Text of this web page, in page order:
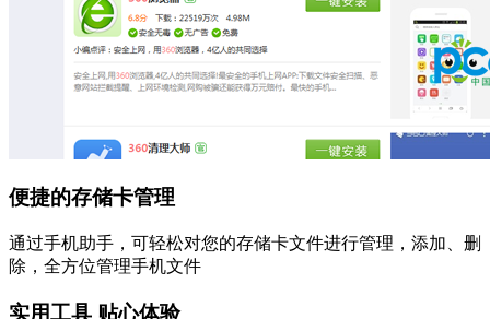
便捷的存储卡管理
通过手机助手，可轻松对您的存储卡文件进行管理，添加、删
除，全方位管理手机文件
实用工具 贴心体验